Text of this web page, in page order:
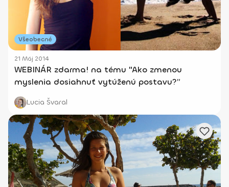
Všeobecné
21 Máj 2014
WEBINÁR zdarma! na tému "Ako zmenou
myslenia dosiahnuť vytúženú postavu?”
Lucia Švaral